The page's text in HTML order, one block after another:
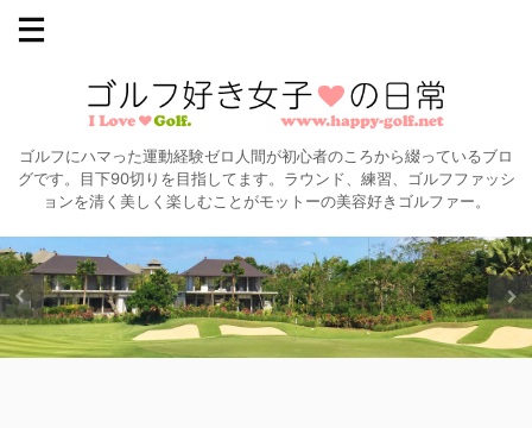
ゴルフにハマった運動経験ゼロ人間が初心者のころから綴っているブロ
グです。目下90切りを目指してます。ラウンド、練習、ゴルフファッシ
ョンを清く美しく楽しむことがモットーの美容好きゴルファー。